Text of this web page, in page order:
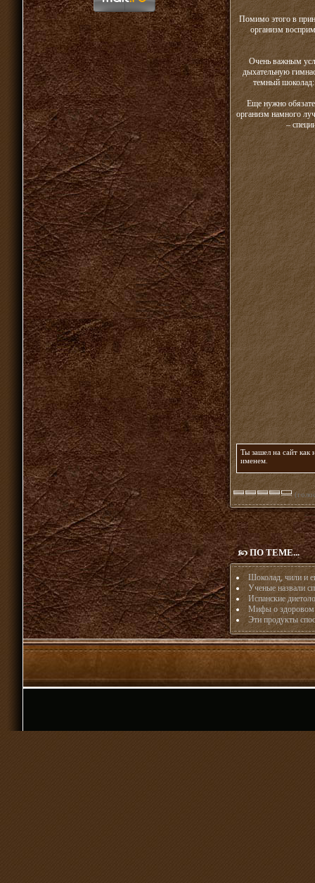
Помимо этого в
организм
Очень важным
дыхательную
темный шоколад:
Еще нужно
организм намного
–
Ты зашел на сайт как
именем
ПО ТЕМЕ...
Шоколад, чили и
Ученые назвали
Испанские
Мифы о здоровом
Эти продукты